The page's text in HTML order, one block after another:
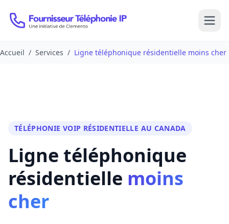
Accueil / Services / Ligne téléphonique résidentielle moins cher
TÉLÉPHONIE VOIP RÉSIDENTIELLE AU CANADA
Ligne téléphonique
résidentielle moins
cher